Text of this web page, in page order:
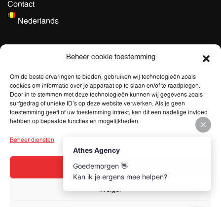
Beheer cookie toestemming
Om de beste ervaringen te bieden, gebruiken wij technologieën zoals
cookies om informatie over je apparaat op te slaan en/of te raadplegen.
Door in te stemmen met deze technologieën kunnen wij gegevens zoals
surfgedrag of unieke ID's op deze website verwerken. Als je geen
toestemming geeft of uw toestemming intrekt, kan dit een nadelige invloed
hebben op bepaalde functies en mogelijkheden.
Beheer diensten
Accepteren
Weiger
Contact
Nederlands
Algemeen
Algemene Voorwaarden dienstverlening
Privacy Policy
Adres
Boterlaarbaan 418,
Contactgegevens